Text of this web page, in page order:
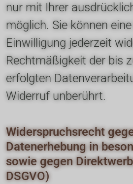
nur mit Ihrer
möglich. Sie können
Einwilligung jederzeit
Rechtmäßigkeit der bis
erfolgten
Widerruf unberührt.
Widerspruchsrecht
Datenerhebung in
sowie gegen
DSGVO)